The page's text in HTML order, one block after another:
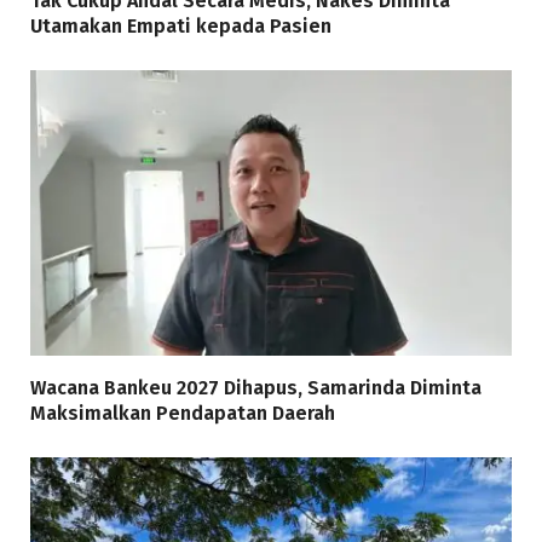
Utamakan Empati kepada Pasien
Wacana Bankeu 2027 Dihapus, Samarinda Diminta
Maksimalkan Pendapatan Daerah